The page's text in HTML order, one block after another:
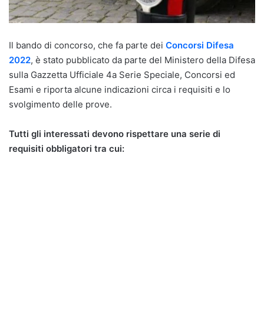
Il bando di concorso, che fa parte dei Concorsi Difesa
2022, è stato pubblicato da parte del Ministero della Difesa
sulla Gazzetta Ufficiale 4a Serie Speciale, Concorsi ed
Esami e riporta alcune indicazioni circa i requisiti e lo
svolgimento delle prove.
Tutti gli interessati devono rispettare una serie di
requisiti obbligatori tra cui: